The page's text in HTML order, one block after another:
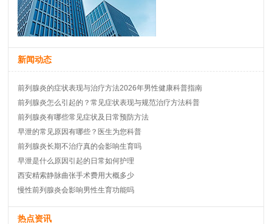
新闻动态
前列腺炎的症状表现与治疗方法2026年男性健康科普指南
前列腺炎怎么引起的？常见症状表现与规范治疗方法科普
前列腺炎有哪些常见症状及日常预防方法
早泄的常见原因有哪些？医生为您科普
前列腺炎长期不治疗真的会影响生育吗
早泄是什么原因引起的日常如何护理
西安精索静脉曲张手术费用大概多少
慢性前列腺炎会影响男性生育功能吗
热点资讯